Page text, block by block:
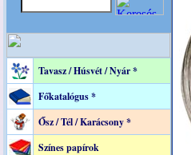
Tavasz / Húsvét / Nyár *
Főkatalógus *
Ősz / Tél / Karácsony *
Színes papírok